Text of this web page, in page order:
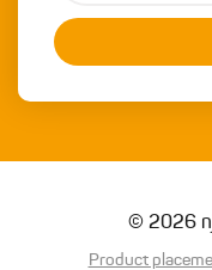
© 2026
Product